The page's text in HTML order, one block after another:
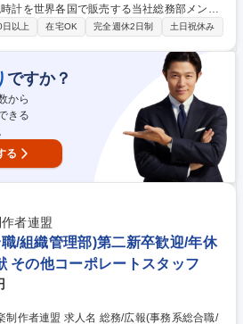
計を世界各国で販売する当社総務部メンバ
いたします。 具体的には、下記業
種法令対応(輸出管理・個人情報保護等)■備
カード等)■リスクマネジメント、企業倫理
む)■社内規則の策定、見直し■役員会の運営
以上 在宅OK 完全週休2日制 土日祝休み
ですか？
から
きる
る
者連盟
/組織管理部)第二新卒歓迎/年休
その他コーポレートスタッフ
/広報(事務系総合職/